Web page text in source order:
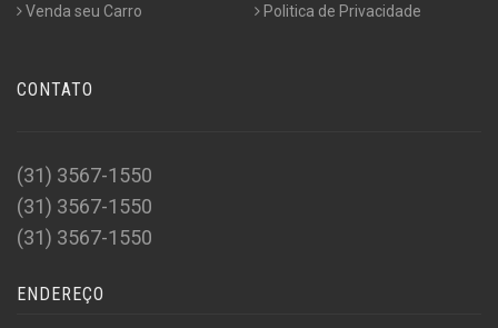
Venda seu Carro Politica de Privacidade
CONTATO
(31) 3567-1550
(31) 3567-1550
(31) 3567-1550
ENDEREÇO